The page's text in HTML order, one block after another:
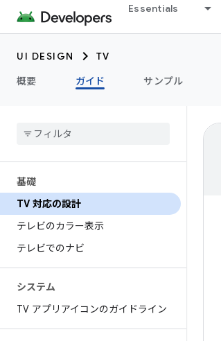
Essentials
UI DESIGN
TV
概要
ガイド サンプル
基礎
TV 対応の設計
テレビのカラー表示
テレビでのナビ
システム
TV アプリアイコンのガイドライン